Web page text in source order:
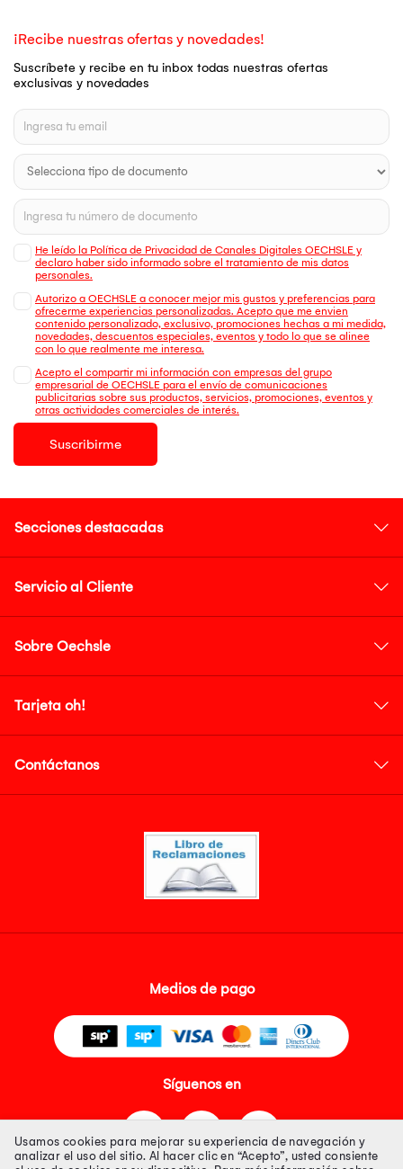
¡Recibe nuestras ofertas y novedades!
Suscríbete y recibe en tu inbox todas nuestras ofertas
exclusivas y novedades
He leído la Política de Privacidad de Canales Digitales OECHSLE y
declaro haber sido informado sobre el tratamiento de mis datos
personales.
Autorizo a OECHSLE a conocer mejor mis gustos y preferencias para
ofrecerme experiencias personalizadas. Acepto que me envien
contenido personalizado, exclusivo, promociones hechas a mi medida,
novedades, descuentos especiales, eventos y todo lo que se alinee
con lo que realmente me interesa.
Acepto el compartir mi información con empresas del grupo
empresarial de OECHSLE para el envío de comunicaciones
publicitarias sobre sus productos, servicios, promociones, eventos y
otras actividades comerciales de interés.
Suscribirme
Secciones destacadas
Servicio al Cliente
Sobre Oechsle
Tarjeta oh!
Contáctanos
Medios de pago
Síguenos en
Usamos cookies para mejorar su experiencia de navegación y
analizar el uso del sitio. Al hacer clic en “Acepto”, usted consiente